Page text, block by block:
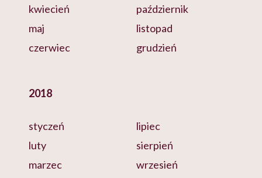
kwiecień
maj
czerwiec
październik
listopad
grudzień
2018
styczeń
luty
marzec
lipiec
sierpień
wrzesień